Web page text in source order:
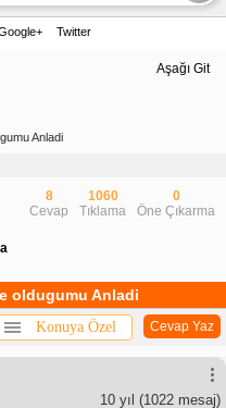
Twitter
Aşağı Git
Anladi
8
Cevap
1060
Tıklama
0
Öne Çıkarma
oldugumu Anladi
Cevap Yaz
Konuya Özel
10 yıl (1022 mesaj)